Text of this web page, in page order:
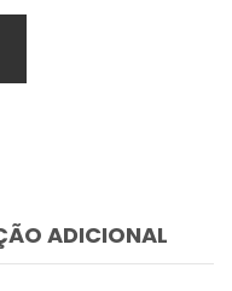
ADICIONAL